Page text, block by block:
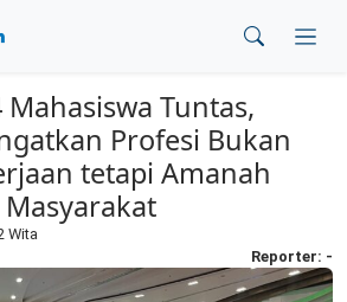
Tuntas,
Profesi Bukan
tetapi Amanah
Wita
Reporter: -